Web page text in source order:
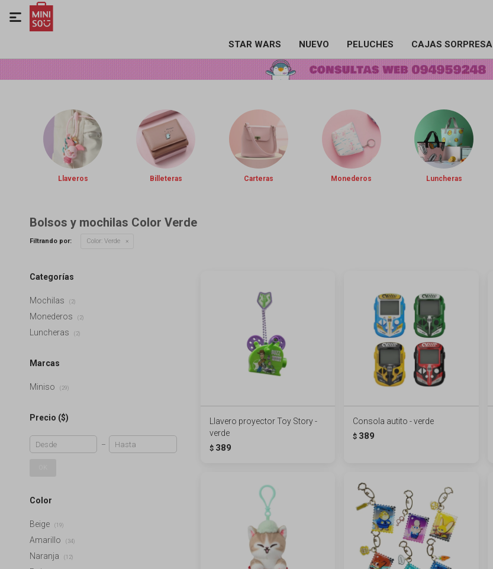
STAR WARS NUEVO PELUCHES CAJAS SORPRESA

Llaveros Billeteras Carteras Monederos Luncheras
Bolsos y mochilas Color Verde
Filtrando por: Color: Verde
Llavero proyector Toy Story -
verde
$ 389
Consola autito - verde
$ 389
Categorías
Mochilas (2)
Monederos (2)
Luncheras (2)
Marcas
Miniso (29)
Precio ($)
Color
Beige (19)
Amarillo (34)
Naranja (12)